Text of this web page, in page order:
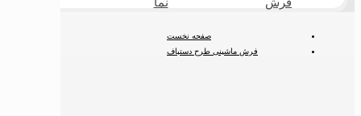
صفحه نخست
فرش ماشینی طرح دستباف